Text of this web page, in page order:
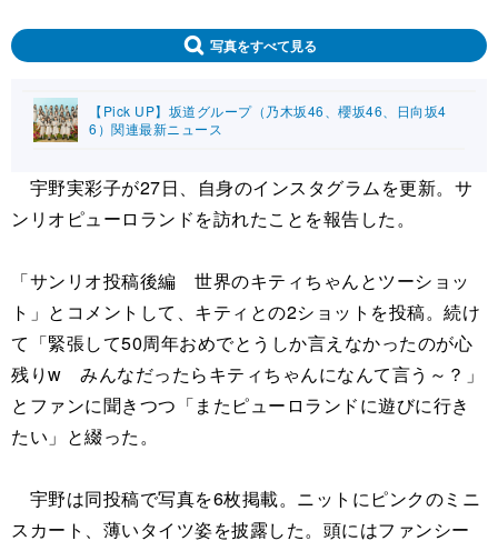
写真をすべて見る
【Pick UP】坂道グループ（乃木坂46、櫻坂46、日向坂4
6）関連最新ニュース
宇野実彩子が27日、自身のインスタグラムを更新。サ
ンリオピューロランドを訪れたことを報告した。
「サンリオ投稿後編 世界のキティちゃんとツーショッ
ト」とコメントして、キティとの2ショットを投稿。続け
て「緊張して50周年おめでとうしか言えなかったのが心
残りw みんなだったらキティちゃんになんて言う～？」
とファンに聞きつつ「またピューロランドに遊びに行き
たい」と綴った。
宇野は同投稿で写真を6枚掲載。ニットにピンクのミニ
スカート、薄いタイツ姿を披露した。頭にはファンシー